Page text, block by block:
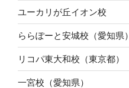
ユーカリが丘イオン校
ららぽーと安城校（愛知県）
リコパ東大和校（東京都）
一宮校（愛知県）